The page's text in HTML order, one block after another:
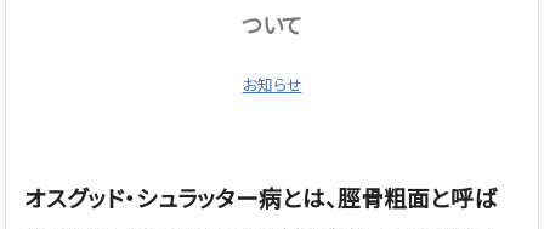
ついて
お知らせ
オスグッド・シュラッター病とは、脛骨粗面と呼ば